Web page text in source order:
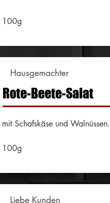
100g
Hausgemachter
Rote-Beete-Salat
mit Schafskäse und Walnüssen.
100g
Liebe Kunden